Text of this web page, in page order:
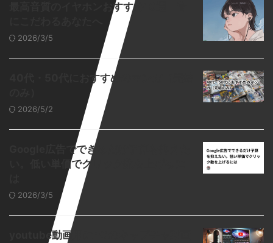
最高音質のイヤホンおすすめ10選｜音
2026/3/5
40代・50代におすすめのマンガ（完結
2026/5/2
Google広告でできるだけ予算を抑えた
い。低い単価でクリック数を上げるに
2026/3/5
youtube動画用にPCのキャプチャ動画